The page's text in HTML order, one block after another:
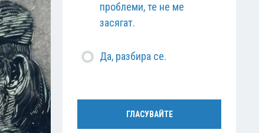
проблеми, те не ме
засягат.
Да, разбира се.